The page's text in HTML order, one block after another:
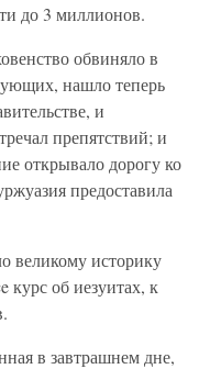
до 3 миллионов.
обвиняло в
нашло теперь
и
препятствий; и
открывало дорогу ко
предоставила
великому историку
курс об иезуитах, к
в завтрашнем дне,